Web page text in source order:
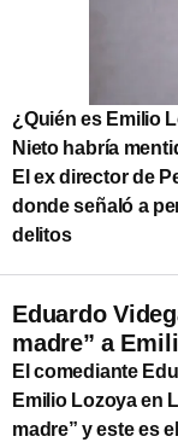
¿Quién es Emilio
Nieto habría
El ex director de
donde señaló a
delitos
Eduardo
madre” a
El comediante
Emilio Lozoya en
madre” y este es